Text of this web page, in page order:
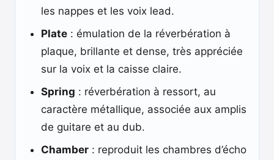
les nappes et les voix lead.
Plate : émulation de la réverbération à
plaque, brillante et dense, très appréciée
sur la voix et la caisse claire.
Spring : réverbération à ressort, au
caractère métallique, associée aux amplis
de guitare et au dub.
Chamber : reproduit les chambres d’écho